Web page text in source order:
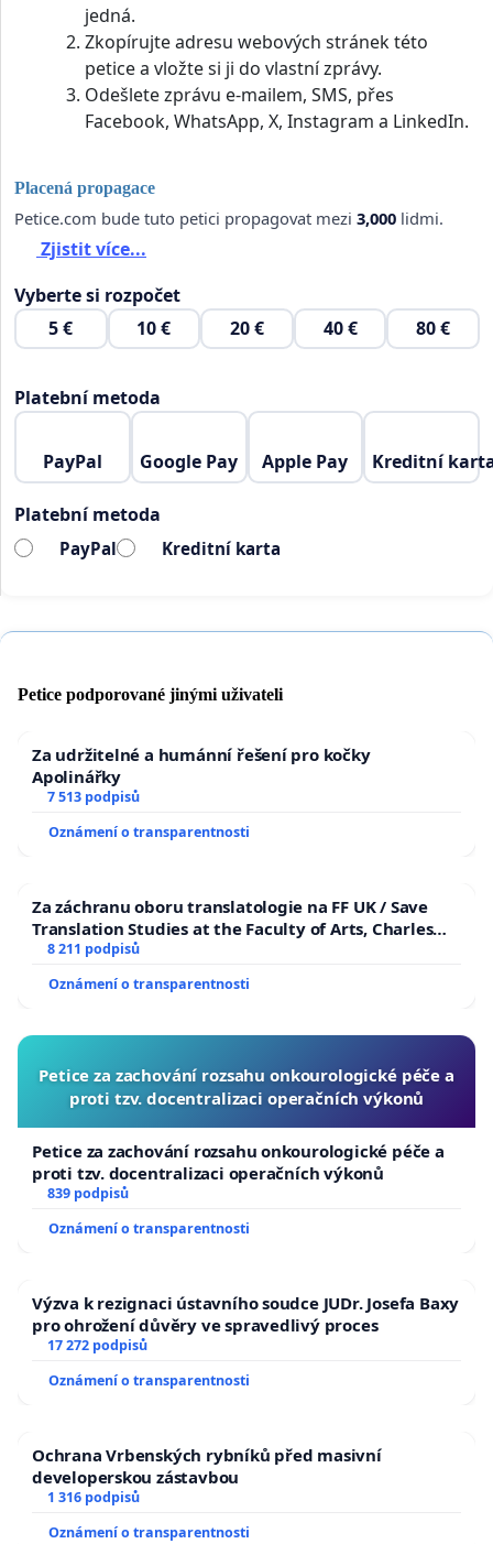
jedná.
Zkopírujte adresu webových stránek této
petice a vložte si ji do vlastní zprávy.
Odešlete zprávu e-mailem, SMS, přes
Facebook, WhatsApp, X, Instagram a LinkedIn.
Placená propagace
Petice.com bude tuto petici propagovat mezi 3,000 lidmi.
Zjistit více...
Vyberte si rozpočet
5 €
10 € 20 € 40 € 80 €
Platební metoda
PayPal Google Pay Apple Pay Kreditní
Platební metoda
PayPal Kreditní karta
Petice podporované jinými uživateli
Za udržitelné a humánní řešení pro kočky
Apolinářky
7 513 podpisů
Oznámení o transparentnosti
Za záchranu oboru translatologie na FF UK / Save
Translation Studies at the Faculty of Arts, Charles
University
8 211 podpisů
Oznámení o transparentnosti
Petice za zachování rozsahu onkourologické péče a
proti tzv. docentralizaci operačních výkonů
Petice za zachování rozsahu onkourologické péče a
proti tzv. docentralizaci operačních výkonů
839 podpisů
Oznámení o transparentnosti
Výzva k rezignaci ústavního soudce JUDr. Josefa Baxy
pro ohrožení důvěry ve spravedlivý proces
17 272 podpisů
Oznámení o transparentnosti
Ochrana Vrbenských rybníků před masivní
developerskou zástavbou
1 316 podpisů
Oznámení o transparentnosti